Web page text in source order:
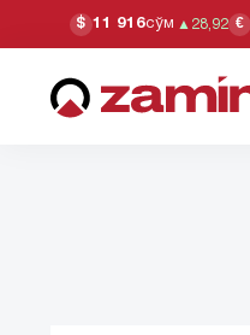
$ 11 916сўм ▲ 28,92 €